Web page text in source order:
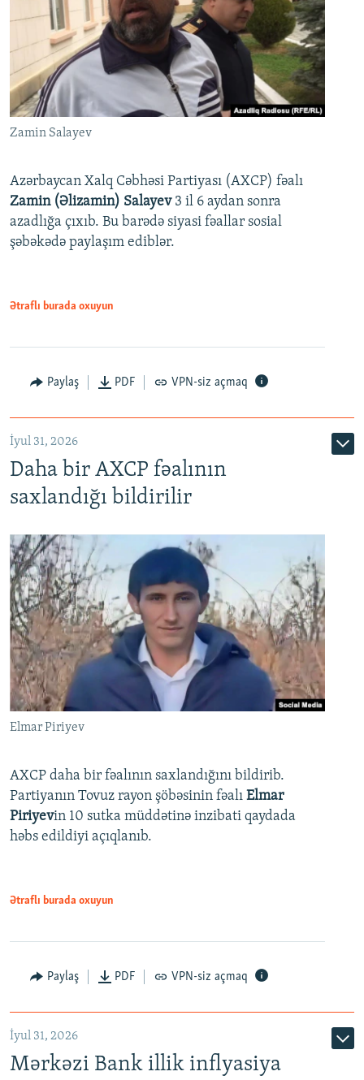
Zamin Salayev
Azərbaycan Xalq Cəbhəsi Partiyası (AXCP) fəalı
Zamin (Əlizamin) Salayev 3 il 6 aydan sonra
azadlığa çıxıb. Bu barədə siyasi fəallar sosial
şəbəkədə paylaşım ediblər.
Ətraflı burada oxuyun
Paylaş PDF VPN-siz açmaq
İyul 31, 2026
Daha bir AXCP fəalının
saxlandığı bildirilir
Elmar Piriyev
AXCP daha bir fəalının saxlandığını bildirib.
Partiyanın Tovuz rayon şöbəsinin fəalı Elmar
Piriyevin 10 sutka müddətinə inzibati qaydada
həbs edildiyi açıqlanıb.
Ətraflı burada oxuyun
Paylaş PDF VPN-siz açmaq
İyul 31, 2026
Mərkəzi Bank illik inflyasiya